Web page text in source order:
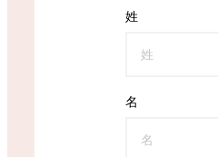
姓
名